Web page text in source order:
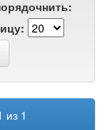
из 1